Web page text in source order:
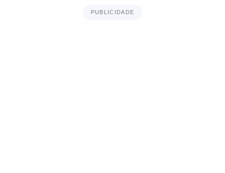
PUBLICIDADE